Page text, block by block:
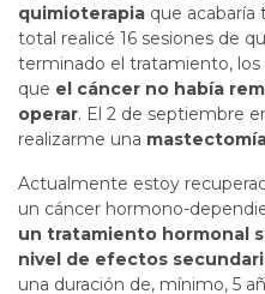
quimioterapia que acabaría
total realicé 16 sesiones de
terminado el tratamiento,
que el cáncer no había
operar. El 2 de septiembre
realizarme una
Actualmente estoy
un cáncer hormono-
un tratamiento hormonal
nivel de efectos
una duración de, mínimo, 5